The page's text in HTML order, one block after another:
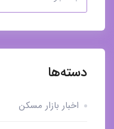
دسته‌ها
اخبار بازار مسکن